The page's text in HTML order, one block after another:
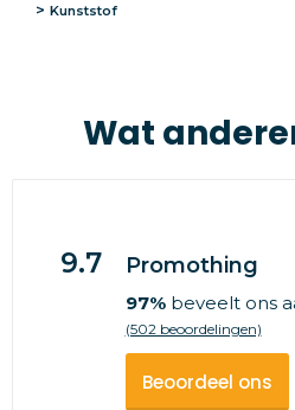
Kunststof
Wat
9.7 Promothing
97%beveelt ons
(502 beoordelingen)
Beoordeel ons